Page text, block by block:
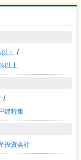
以上
以上
建特集
投資会社